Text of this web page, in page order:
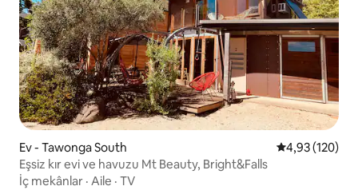
Ev - Tawonga South 5 üzerinden
4,93 (120)
Eşsiz kır evi ve havuzu Mt Beauty, Bright&Falls
İç mekânlar · Aile · TV